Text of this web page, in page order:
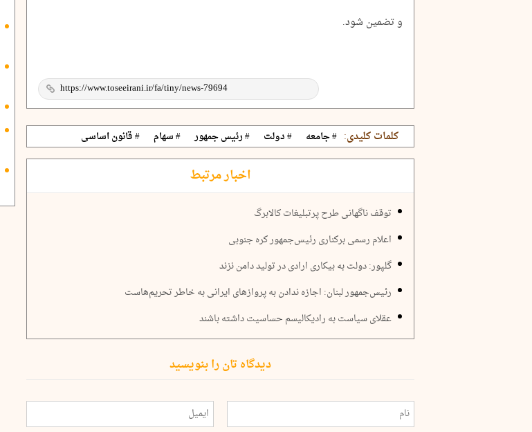
و تضمین شود.
کلمات کلیدی: # جامعه # دولت # رئیس جمهور # سهام # قانون اساسی
اخبار مرتبط
توقف ناگهانی طرح پرتبلیغات کالابرگ
اعلام رسمی برکناری رئیس‌جمهور کره‌ جنوبی
گلپور: دولت به بیکاری ارادی در تولید دامن نزند
رئیس‌جمهور لبنان: اجازه ندادن به پروازهای ایرانی به خاطر تحریم‌هاست
عقلای سیاست به رادیکالیسم حساسیت داشته باشند
دیدگاه تان را بنویسید